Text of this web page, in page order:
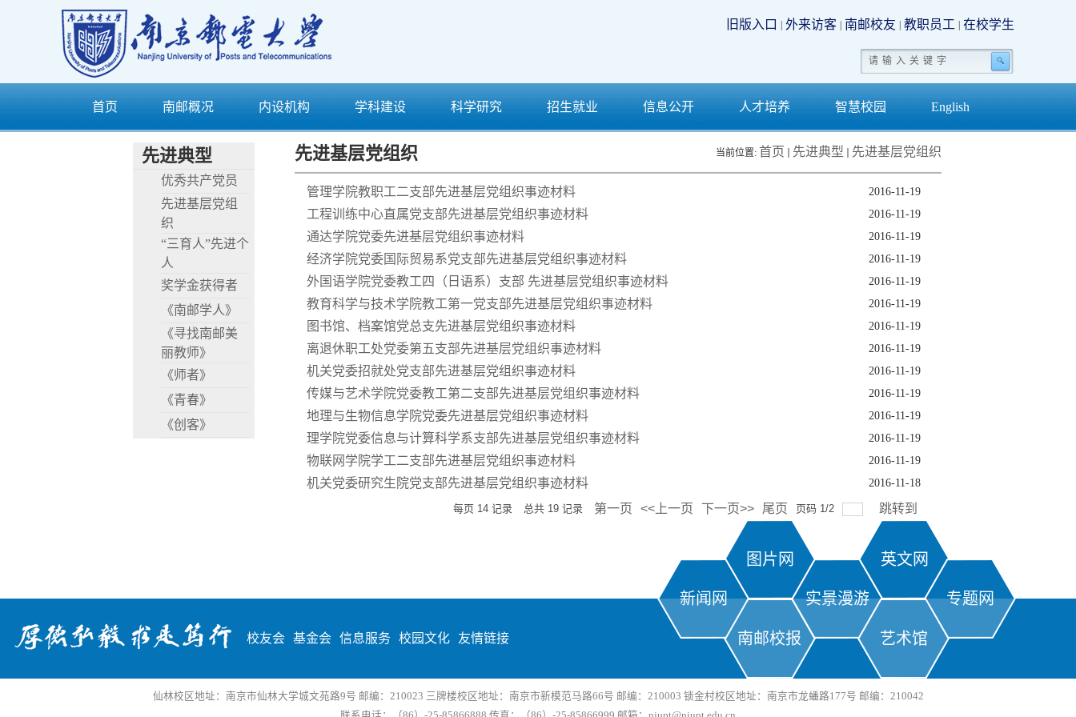
在校学生
教职员工
南邮校友
外来访客
旧版入口
首页 南邮概况 内设机构 学科建设 科学研究 招生就业 信息公开 人才培养 智慧校园 English
先进典型
优秀共产党员
先进基层党组
织
“三育人”先进个
人
奖学金获得者
《南邮学人》
《寻找南邮美
丽教师》
《师者》
《青春》
《创客》
先进基层党组织 当前位置: 首页 先进典型 先进基层党组织
管理学院教职工二支部先进基层党组织事迹材料 2016-11-19
工程训练中心直属党支部先进基层党组织事迹材料 2016-11-19
通达学院党委先进基层党组织事迹材料 2016-11-19
经济学院党委国际贸易系党支部先进基层党组织事迹材料 2016-11-19
外国语学院党委教工四（日语系）支部 先进基层党组织事迹材料 2016-11-19
教育科学与技术学院教工第一党支部先进基层党组织事迹材料 2016-11-19
图书馆、档案馆党总支先进基层党组织事迹材料 2016-11-19
离退休职工处党委第五支部先进基层党组织事迹材料 2016-11-19
机关党委招就处党支部先进基层党组织事迹材料 2016-11-19
传媒与艺术学院党委教工第二支部先进基层党组织事迹材料 2016-11-19
地理与生物信息学院党委先进基层党组织事迹材料 2016-11-19
理学院党委信息与计算科学系支部先进基层党组织事迹材料 2016-11-19
物联网学院学工二支部先进基层党组织事迹材料 2016-11-19
机关党委研究生院党支部先进基层党组织事迹材料 2016-11-18
每页 14 记录 总共 19 记录 第一页 <<上一页 下一页>> 尾页 页码 1/2 跳转到
校友会 基金会 信息服务 校园文化 友情链接 南邮校报
英文网
专题网
实景漫游
艺术馆
图片网
新闻网
仙林校区地址：南京市仙林大学城文苑路9号 邮编：210023 三牌楼校区地址：南京市新模范马路66号 邮编：210003 锁金村校区地址：南京市龙蟠路177号 邮编：210042